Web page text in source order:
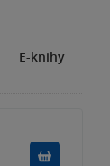
E-knihy